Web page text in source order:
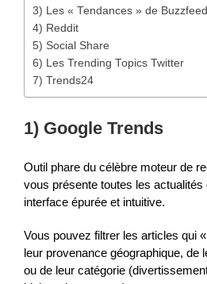
3) Les « Tendances » de Buzzfeed
4) Reddit
5) Social Share
6) Les Trending Topics Twitter
7) Trends24
1) Google Trends
Outil phare du célèbre moteur de
vous présente toutes les
interface épurée et intuitive.
Vous pouvez filtrer les articles qui
leur provenance géographique, de
ou de leur catégorie